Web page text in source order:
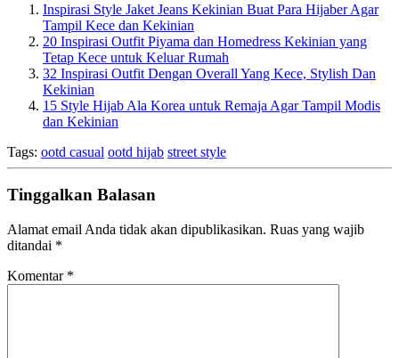
Inspirasi Style Jaket Jeans Kekinian Buat Para Hijaber Agar
Tampil Kece dan Kekinian
20 Inspirasi Outfit Piyama dan Homedress Kekinian yang
Tetap Kece untuk Keluar Rumah
32 Inspirasi Outfit Dengan Overall Yang Kece, Stylish Dan
Kekinian
15 Style Hijab Ala Korea untuk Remaja Agar Tampil Modis
dan Kekinian
Tags: ootd casual ootd hijab street style
Tinggalkan Balasan
Alamat email Anda tidak akan dipublikasikan. Ruas yang wajib
ditandai *
Komentar *